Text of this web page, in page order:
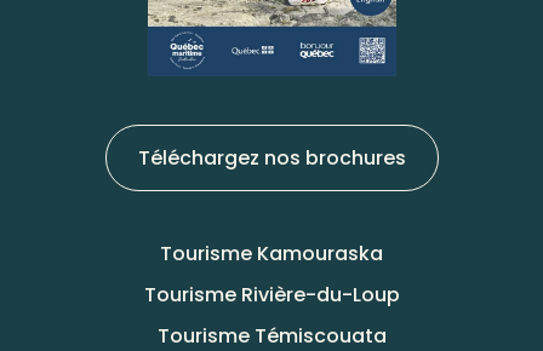
Téléchargez nos brochures
Tourisme Kamouraska
Tourisme Rivière-du-Loup
Tourisme Témiscouata